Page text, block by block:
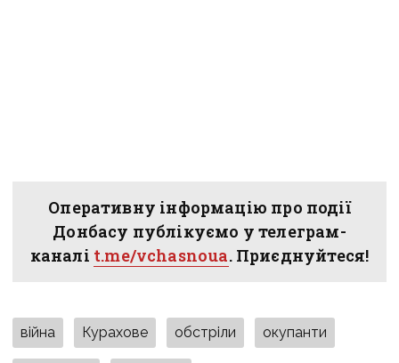
Оперативну інформацію про події
Донбасу публікуємо у телеграм-
каналі t.me/vchasnoua. Приєднуйтеся!
війна Курахове обстріли окупанти